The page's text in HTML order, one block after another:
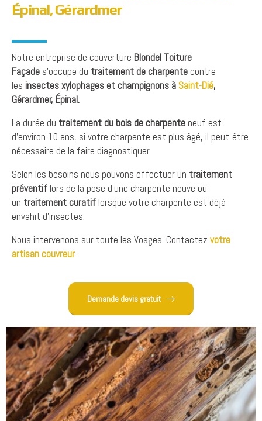
Épinal, Gérardmer
Notre entreprise de couverture Blondel Toiture
Façade s’occupe du traitement de charpente contre
les insectes xylophages et champignons à Saint-Dié,
Gérardmer, Épinal.
La durée du traitement du bois de charpente neuf est
d’environ 10 ans, si votre charpente est plus âgé, il peut-être
nécessaire de la faire diagnostiquer.
Selon les besoins nous pouvons effectuer un traitement
préventif lors de la pose d’une charpente neuve ou
un traitement curatif lorsque votre charpente est déjà
envahit d’insectes.
Nous intervenons sur toute les Vosges. Contactez votre
artisan couvreur.
Demande devis gratuit